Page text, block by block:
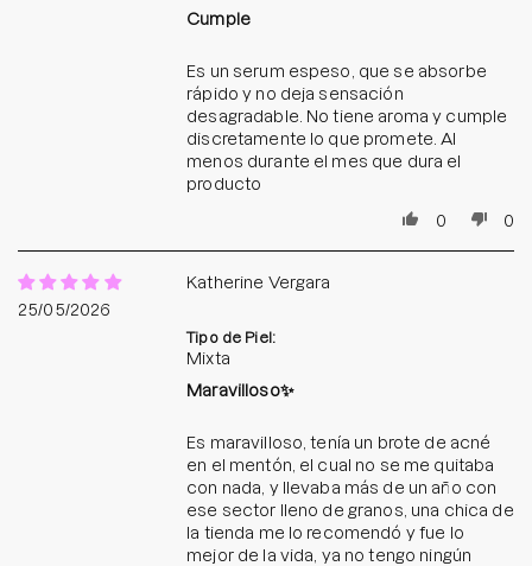
Cumple
Es un serum espeso, que se absorbe
rápido y no deja sensación
desagradable. No tiene aroma y cumple
discretamente lo que promete. Al
menos durante el mes que dura el
producto
0
0
25/05/2026
Katherine Vergara
Tipo de Piel:
Mixta
Maravilloso✨
Es maravilloso, tenía un brote de acné
en el mentón, el cual no se me quitaba
con nada, y llevaba más de un año con
ese sector lleno de granos, una chica de
la tienda me lo recomendó y fue lo
mejor de la vida, ya no tengo ningún